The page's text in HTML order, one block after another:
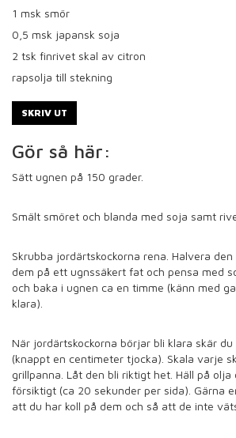
1 msk smör
0,5 msk japansk soja
2 tsk finrivet skal av citron
rapsolja till stekning
SKRIV UT
Gör så här:
Sätt ugnen på 150 grader.
Smält smöret och blanda med soja samt
Skrubba jordärtskockorna rena. Halvera
dem på ett ugnssäkert fat och pensa med
och baka i ugnen ca en timme (känn med
klara).
När jordärtskockorna börjar bli klara skär
(knappt en centimeter tjocka). Skala varje
grillpanna. Låt den bli riktigt het. Häll på olja
försiktigt (ca 20 sekunder per sida). Gärna
att du har koll på dem och så att de inte